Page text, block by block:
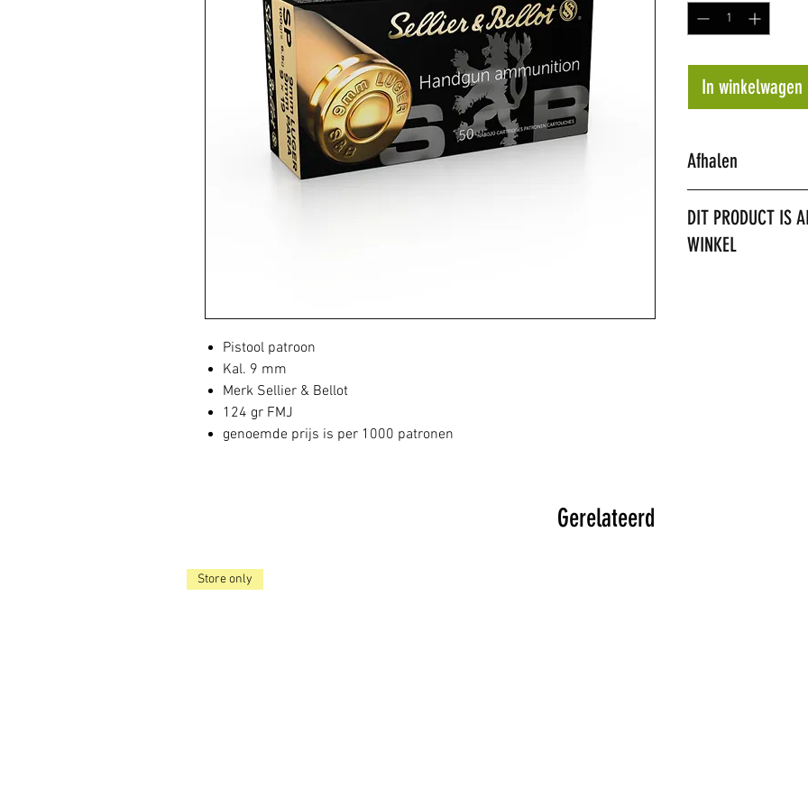
Pistool patroon
Kal. 9 mm
Merk Sellier & Bellot
124 gr FMJ
genoemde prijs is per 1000 patronen
In winkelwagen
Afhalen
DIT PRODUCT IS
WINKEL
Gerelateerd
Store only